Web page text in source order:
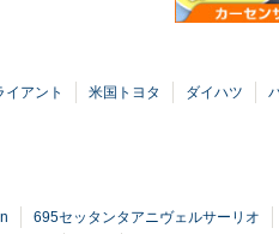
イアント 米国トヨタ ダイハツ
695セッタンタアニヴェルサーリオ